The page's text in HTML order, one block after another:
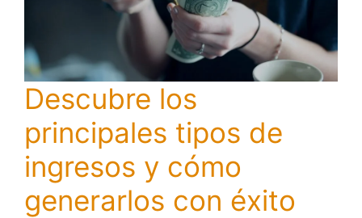
Descubre los
principales tipos de
ingresos y cómo
generarlos con éxito